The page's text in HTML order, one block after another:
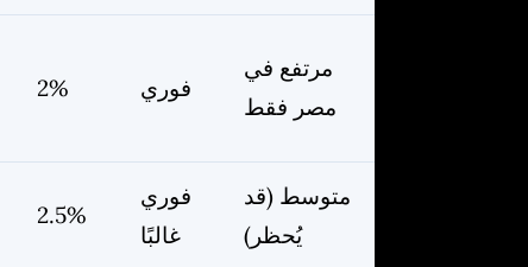
2% فوري
مرتفع في
مصر فقط
2.5%
فوري
غالبًا
متوسط (قد
يُحظر)